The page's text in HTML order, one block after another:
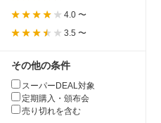
4.0 〜
3.5 〜
その他の条件
スーパーDEAL対象
定期購入・頒布会
売り切れを含む